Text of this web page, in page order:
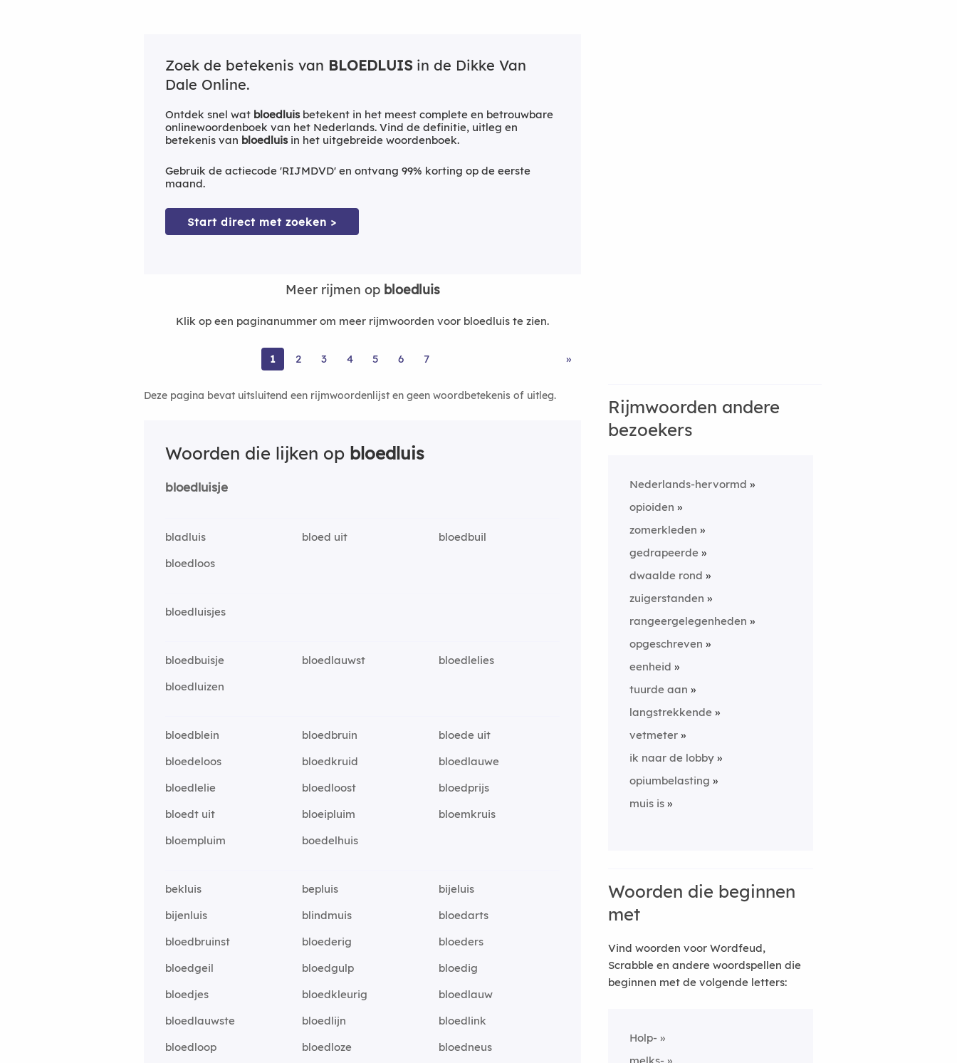
Zoek de betekenis van BLOEDLUISin de Dikke Van
Dale Online.
Ontdek snel wat bloedluisbetekent in het meest complete en betrouwbare
onlinewoordenboek van het Nederlands. Vind de definitie, uitleg en
betekenis van bloedluisin het uitgebreide woordenboek.
Gebruik de actiecode 'RIJMDVD' en ontvang 99% korting op de eerste
maand.
Start direct met zoeken >
Meer rijmen op bloedluis
Klik op een paginanummer om meer rijmwoorden voor bloedluis te zien.
1 2 3 4 5 6 7 »
Deze pagina bevat uitsluitend een rijmwoordenlijst en geen woordbetekenis of uitleg.
Woorden die lijken op bloedluis
bloedluisje
bladluis bloed uit
bloedbuil
bloedloos
bloedluisjes
bloedbuisje bloedlauwst
bloedlelies
bloedluizen
bloedblein bloedbruin
bloede uit
bloedeloos
bloedkruid
bloedlauwe
bloedlelie
bloedloost
bloedprijs
bloedt uit
bloeipluim
bloemkruis
bloempluim
boedelhuis
bekluis bepluis
bijeluis
bijenluis
blindmuis
bloedarts
bloedbruinst
bloederig
bloeders
bloedgeil
bloedgulp
bloedig
bloedjes
bloedkleurig
bloedlauw
bloedlauwste
bloedlijn
bloedlink
bloedloop
bloedloze bloedneus
Rijmwoorden andere
bezoekers
Nederlands-hervormd
opioiden
zomerkleden
gedrapeerde
dwaalde rond
zuigerstanden
rangeergelegenheden
opgeschreven
eenheid
tuurde aan
langstrekkende
vetmeter
ik naar de lobby
opiumbelasting
muis is
Woorden die beginnen
met
Vind woorden voor Wordfeud,
Scrabble en andere woordspellen die
beginnen met de volgende letters:
Holp-